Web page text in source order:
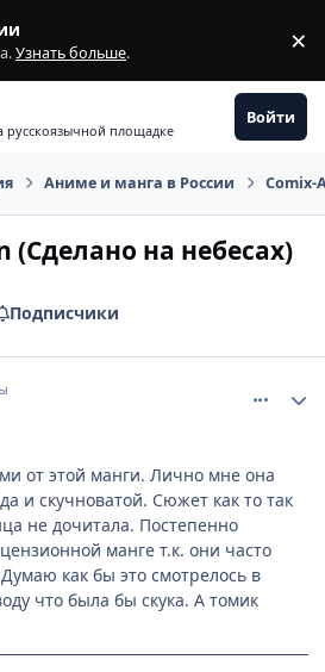
Узнать больше. ×
площадке
Войти
Аниме и манга в России Comix-
(Сделано на небесах)
Подписчики
от этой манги. Лично мне она
и скучноватой. Сюжет как то так
не дочитала. Постепенно
манге т.к. они часто
как бы это смотрелось в
что была бы скука. А томик